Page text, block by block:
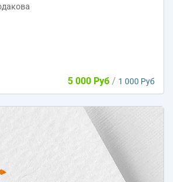
5 000 Руб / 1 000 Руб